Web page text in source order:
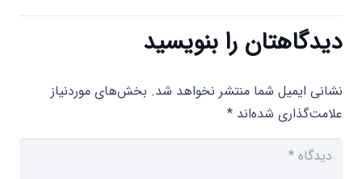
دیدگاهتان را بنویسید
نشانی ایمیل شما منتشر نخواهد شد. بخش‌های موردنیاز
علامت‌گذاری شده‌اند *